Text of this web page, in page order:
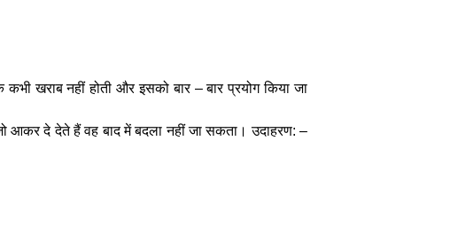
खराब नहीं होती और इसको बार – बार प्रयोग किया जा
आकर दे देते हैं वह बाद में बदला नहीं जा सकता। उदाहरण: –